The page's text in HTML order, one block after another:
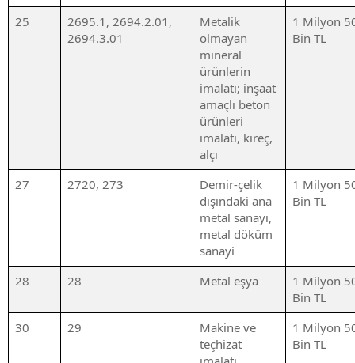
25
2695.1, 2694.2.01,
2694.3.01
Metalik
olmayan
mineral
ürünlerin
imalatı; inşaat
amaçlı beton
ürünleri
imalatı, kireç,
alçı
1 Milyon
Bin TL
27 2720, 273
Demir-çelik
dışındaki ana
metal sanayi,
metal döküm
sanayi
1 Milyon
Bin TL
28 28 Metal eşya
1 Milyon
Bin TL
30
29
Makine ve
teçhizat
1 Milyon
Bin TL